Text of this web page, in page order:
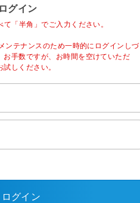
グイン
「半角」でご入力ください。
テナンスのため一時的にログインしづ
お手数ですが、お時間を空けていただ
しください。
ログイン